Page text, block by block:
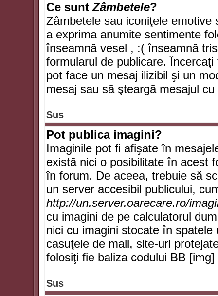
Ce suntZâmbetele?
Zâmbetele sau iconiţele
a exprima anumite sentimente
înseamnă vesel , :( înseamnă
formularul de publicare.
pot face un mesaj ilizibil şi un
mesaj sau să şteargă mesajul cu
Sus
Pot publica imagini?
Imaginile pot fi afişate în
există nici o posibilitate în acest
în forum. De aceea, trebuie să
un server accesibil publicului,
http://un.server.oarecare.ro/
cu imagini de pe calculatorul
nici cu imagini stocate în
casuţele de mail, site-uri
folosiţi fie baliza codului BB
Sus